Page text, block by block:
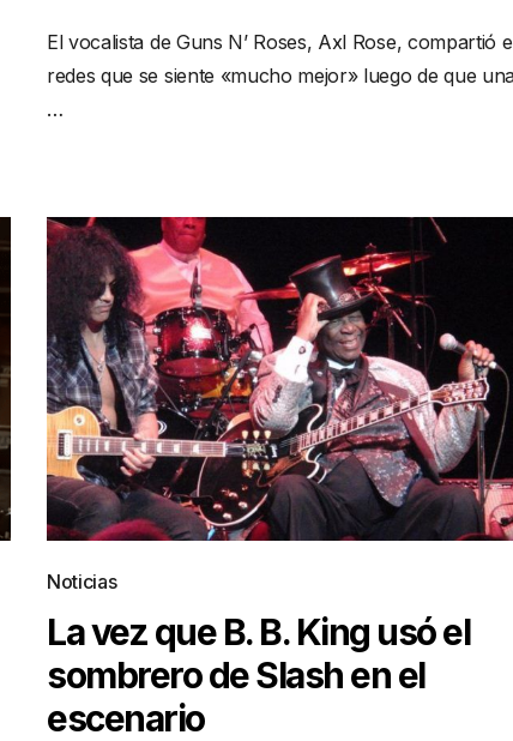
El vocalista de Guns N’ Roses, Axl Rose, compartió
redes que se siente «mucho mejor» luego de que
…
Noticias
La vez que B. B. King usó el
sombrero de Slash en el
escenario